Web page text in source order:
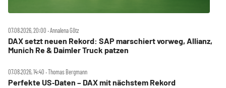
07.08.2026, 20:00 ‧ Annalena Götz
DAX setzt neuen Rekord: SAP marschiert vorweg, Allianz,
Munich Re & Daimler Truck patzen
07.08.2026, 14:40 ‧ Thomas Bergmann
Perfekte US‑Daten – DAX mit nächstem Rekord